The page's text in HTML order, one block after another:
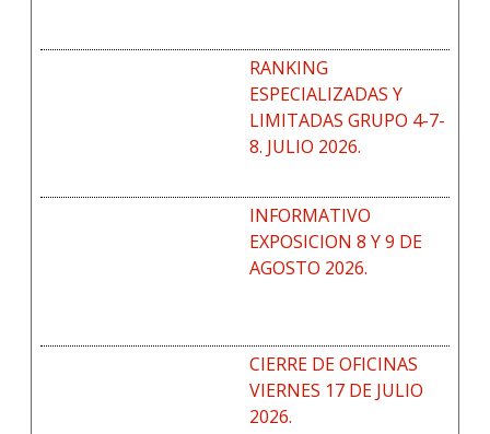
RANKING
ESPECIALIZADAS Y
LIMITADAS GRUPO 4-7-
8. JULIO 2026.
INFORMATIVO
EXPOSICION 8 Y 9 DE
AGOSTO 2026.
CIERRE DE OFICINAS
VIERNES 17 DE JULIO
2026.